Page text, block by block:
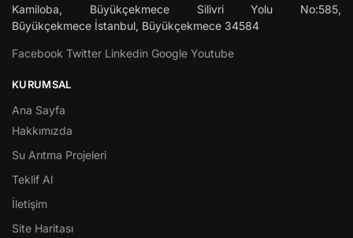
Kamiloba, Büyükçekmece Silivri Yolu No:585,
Büyükçekmece İstanbul, Büyükçekmece 34584
Facebook Twitter Linkedin Google Youtube
KURUMSAL
Ana Sayfa
Hakkımızda
Su Arıtma Projeleri
Teklif Al
İletişim
Site Haritası